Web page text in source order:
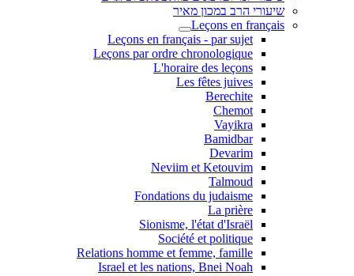
שיעורי הרב במכון מאיר
Leçons en français
Leçons en français - par sujet
Leçons par ordre chronologique
L'horaire des leçons
Les fêtes juives
Berechite
Chemot
Vayikra
Bamidbar
Devarim
Neviim et Ketouvim
Talmoud
Fondations du judaisme
La prière
Sionisme, l'état d'Israël
Société et politique
Relations homme et femme, famille
Israel et les nations, Bnei Noah